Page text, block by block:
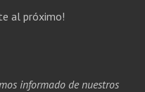
al próximo!
informado de nuestros